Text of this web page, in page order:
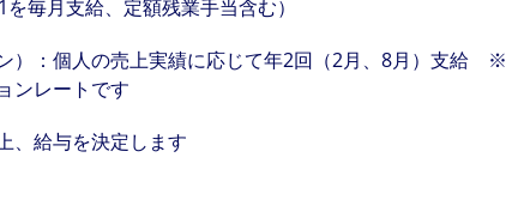
毎月支給、定額残業手当含む）
）：個人の売上実績に応じて年2回（2月、8月）支給 ※
ンレートです
、給与を決定します